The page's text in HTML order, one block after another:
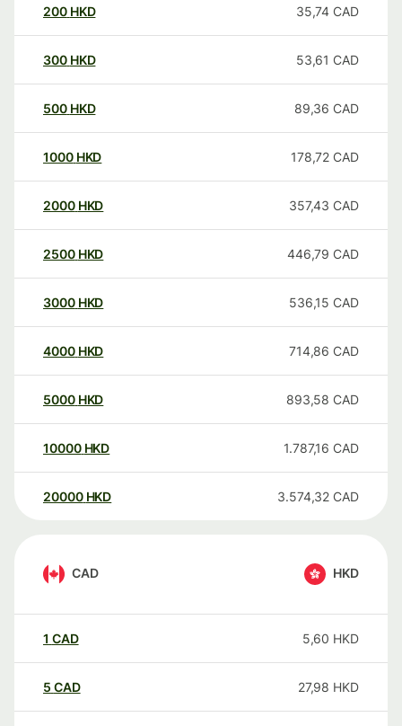
200 HKD 35,74 CAD
300 HKD 53,61 CAD
500 HKD 89,36 CAD
1000 HKD 178,72 CAD
2000 HKD 357,43 CAD
2500 HKD 446,79 CAD
3000 HKD 536,15 CAD
4000 HKD 714,86 CAD
5000 HKD 893,58 CAD
10000 HKD 1.787,16 CAD
20000 HKD 3.574,32 CAD
CAD HKD
1 CAD 5,60 HKD
5 CAD 27,98 HKD